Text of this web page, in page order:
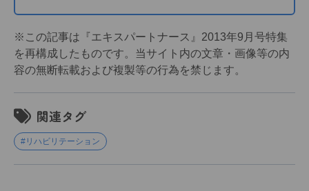
※この記事は『エキスパートナース』2013年9月号特集
を再構成したものです。当サイト内の文章・画像等の内
容の無断転載および複製等の行為を禁じます。
関連タグ
#リハビリテーション